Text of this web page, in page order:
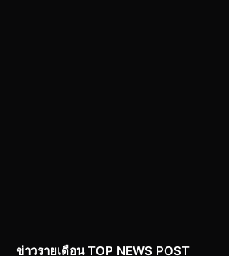
ข่าวรายเดือน TOP NEWS POST